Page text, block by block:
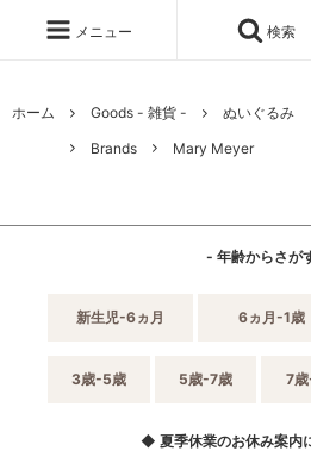
メニュー 検索
ホーム Goods - 雑貨 -
ぬいぐるみ
Brands
Mary Meyer
- 年齢からさが
新生児-6ヵ月 6ヵ月-1歳
3歳-5歳 5歳-7歳 7
◆ 夏季休業のお休み案内